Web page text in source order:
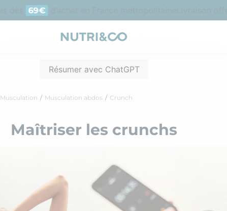
69€ d’achat en France métropolitaine
Résumer avec ChatGPT
Musculation Musculation abdos Crunch
Maîtriser les crunchs